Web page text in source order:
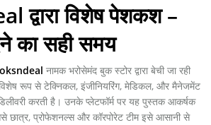
द्वारा विशेष पेशकश –
का सही समय
नामक भरोसेमंद बुक स्टोर द्वारा बेची जा रही
रूप से टेक्निकल, इंजीनियरिंग, मेडिकल, और मैनेजमेंट
करती है। उनके प्लेटफॉर्म पर यह पुस्तक आकर्षक
छात्र, प्रोफेशनल्स और कॉरपोरेट टीम इसे आसानी से